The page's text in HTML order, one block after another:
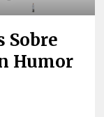
Sobre
Humor